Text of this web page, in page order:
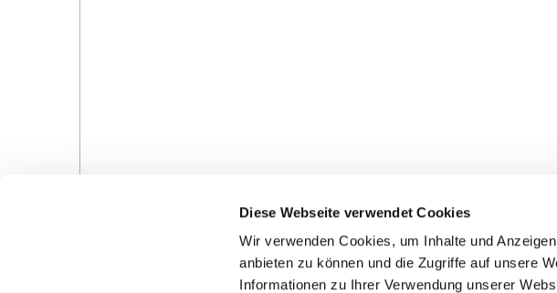
Diese Webseite verwendet Cookies
Wir verwenden Cookies, um Inhalte und
anbieten zu können und die Zugriffe auf unsere
Informationen zu Ihrer Verwendung unserer
Pfarrei